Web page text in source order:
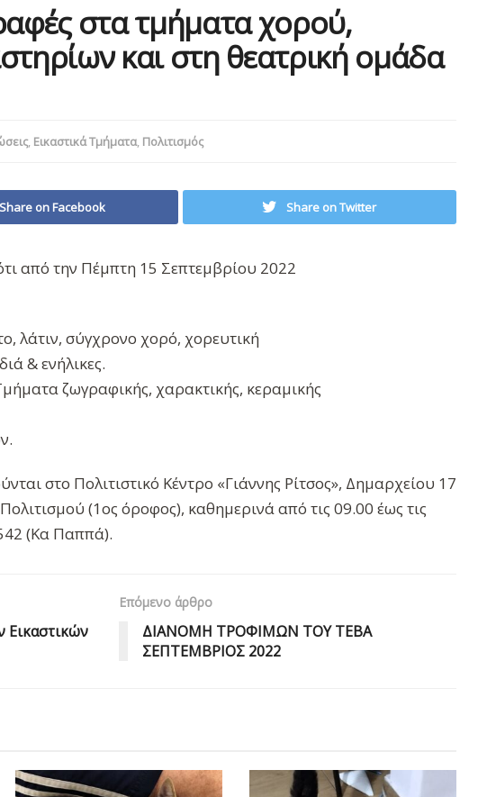
στα τμήματα χορού,
και στη θεατρική ομάδα
, Εικαστικά Τμήματα, Πολιτισμός
Share on Facebook Share on Twitter
από την Πέμπτη 15 Σεπτεμβρίου 2022
λάτιν, σύγχρονο χορό, χορευτική
& ενήλικες.
ζωγραφικής, χαρακτικής, κεραμικής
στο Πολιτιστικό Κέντρο «Γιάννης Ρίτσος», Δημαρχείου 17
(1ος όροφος), καθημερινά από τις 09.00 έως τις
(Κα Παππά).
Εικαστικών
Επόμενο άρθρο
ΔΙΑΝΟΜΗ ΤΡΟΦΙΜΩΝ ΤΟΥ ΤΕΒΑ
ΣΕΠΤΕΜΒΡΙΟΣ 2022